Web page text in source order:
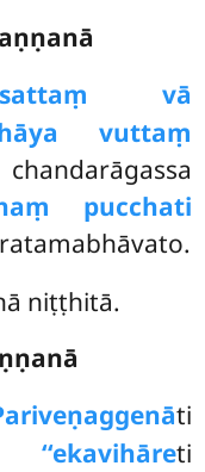
sattaṃ vā
vuttaṃ
pucchati
niṭṭhitā.
ti
‘‘ekavihāreti